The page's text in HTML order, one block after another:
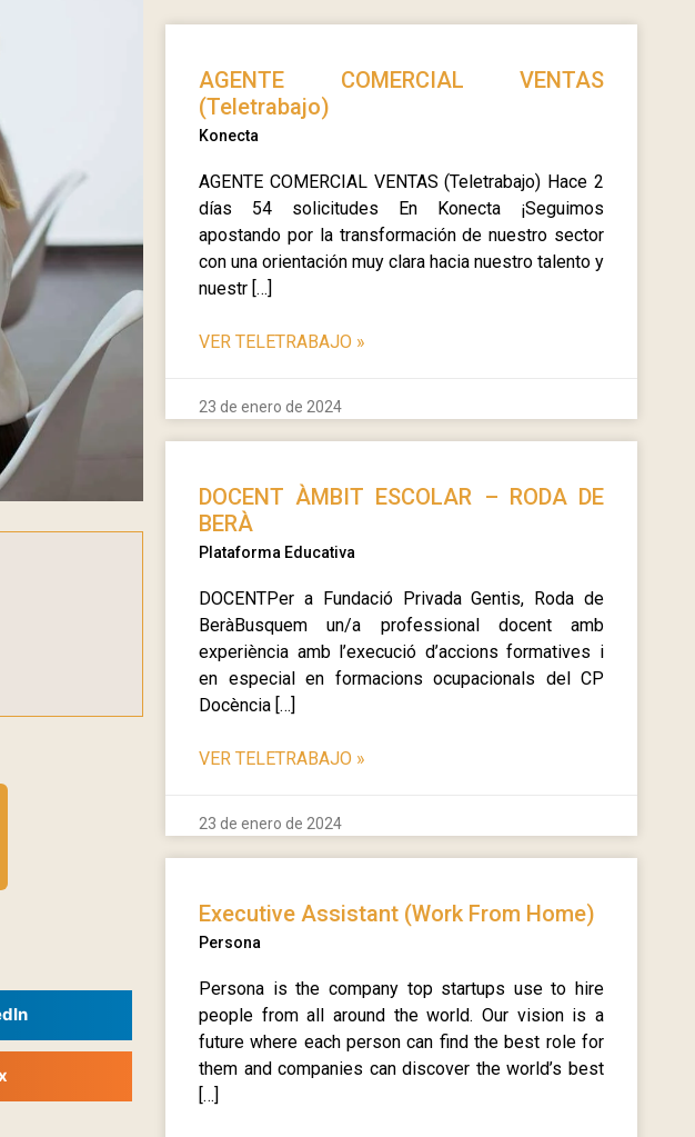
AGENTE COMERCIAL VENTAS
(Teletrabajo)
Konecta
AGENTE COMERCIAL VENTAS (Teletrabajo) Hace 2
días 54 solicitudes En Konecta ¡Seguimos
apostando por la transformación de nuestro sector
con una orientación muy clara hacia nuestro talento y
nuestr […]
VER TELETRABAJO »
23 de enero de 2024
DOCENT ÀMBIT ESCOLAR – RODA DE
BERÀ
Plataforma Educativa
DOCENTPer a Fundació Privada Gentis, Roda de
BeràBusquem un/a professional docent amb
experiència amb l’execució d’accions formatives i
en especial en formacions ocupacionals del CP
Docència […]
VER TELETRABAJO »
23 de enero de 2024
Executive Assistant (Work From Home)
Persona
Persona is the company top startups use to hire
people from all around the world. Our vision is a
future where each person can find the best role for
them and companies can discover the world’s best
[…]